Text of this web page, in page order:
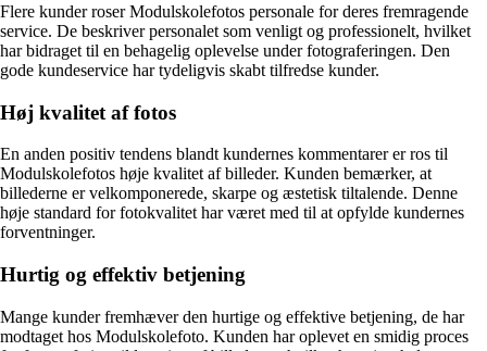
Flere kunder roser Modulskolefotos personale for deres fremragende
service. De beskriver personalet som venligt og professionelt, hvilket
har bidraget til en behagelig oplevelse under fotograferingen. Den
gode kundeservice har tydeligvis skabt tilfredse kunder.
Høj kvalitet af fotos
En anden positiv tendens blandt kundernes kommentarer er ros til
Modulskolefotos høje kvalitet af billeder. Kunden bemærker, at
billederne er velkomponerede, skarpe og æstetisk tiltalende. Denne
høje standard for fotokvalitet har været med til at opfylde kundernes
forventninger.
Hurtig og effektiv betjening
Mange kunder fremhæver den hurtige og effektive betjening, de har
modtaget hos Modulskolefoto. Kunden har oplevet en smidig proces